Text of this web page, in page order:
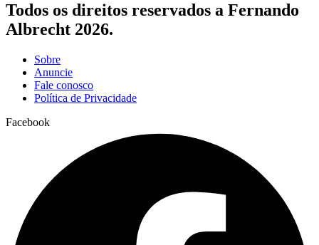
Todos os direitos reservados a Fernando
Albrecht 2026.
Sobre
Anuncie
Fale conosco
Política de Privacidade
Facebook